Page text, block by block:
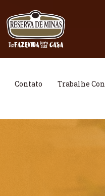
Contato Trabalhe